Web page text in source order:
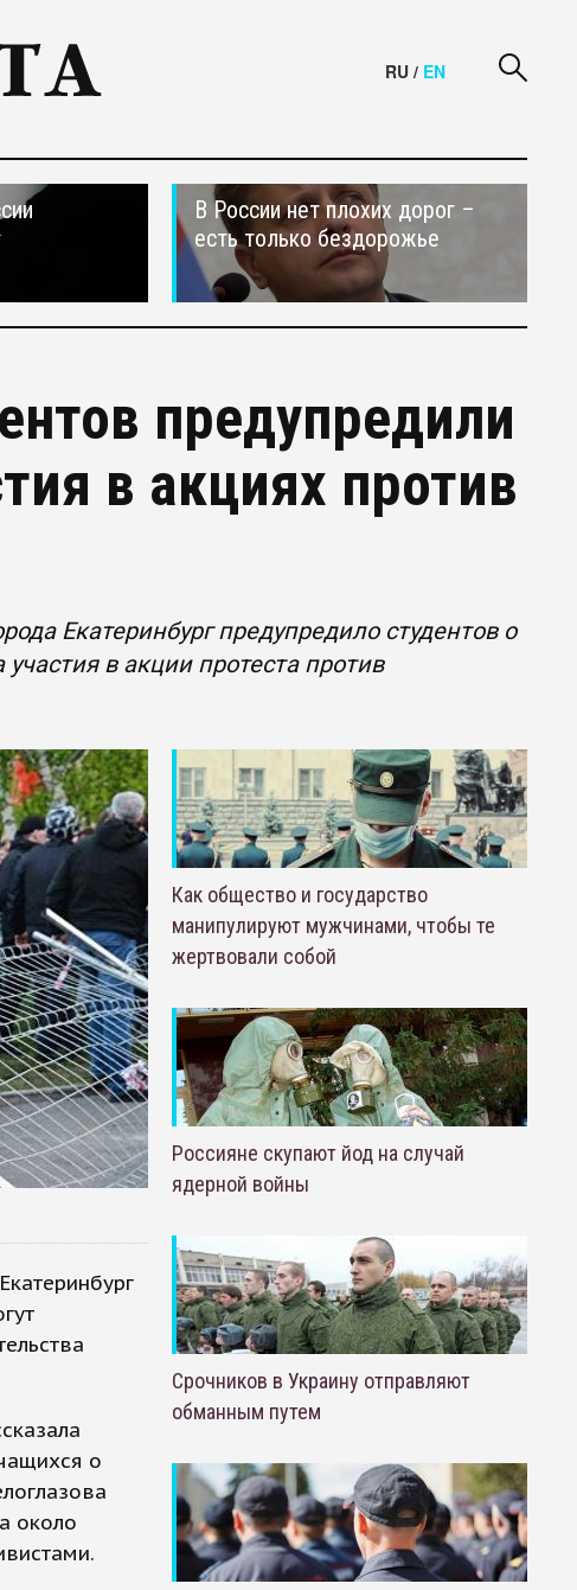
RU / EN
В России нет плохих дорог –
есть только бездорожье
предупредили
в акциях против
Екатеринбург предупредило студентов о
в акции протеста против
о
около
Как общество и государство
манипулируют мужчинами, чтобы те
жертвовали собой
Россияне скупают йод на случай
ядерной войны
Срочников в Украину отправляют
обманным путем